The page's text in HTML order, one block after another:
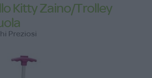
Kitty Zaino/Trolley
Preziosi